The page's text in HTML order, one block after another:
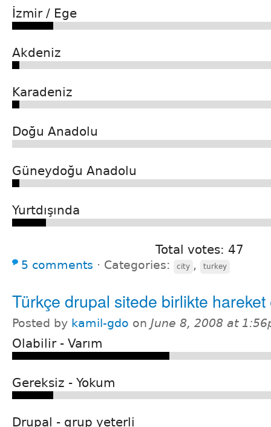
İzmir / Ege
Akdeniz
Karadeniz
Doğu Anadolu
Güneydoğu Anadolu
Yurtdışında
Total votes: 47
5 comments ⋅ Categories: city , turkey
Türkçe drupal sitede birlikte hareket
Posted by kamil-gdo on June 8, 2008 at
Olabilir - Varım
Gereksiz - Yokum
Drupal - grup yeterli